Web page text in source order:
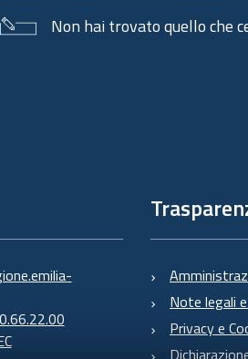
Non hai trovato quello che
Note legali
Privacy e